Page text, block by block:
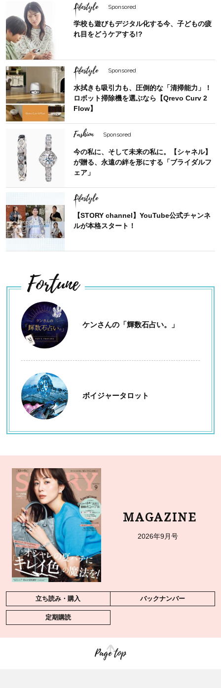
Lifestyle Sponsored
学校も遊びもデジタル化する今、子どもの疲
れ目をどうケアする!?
Lifestyle Sponsored
水拭きも吸引力も、圧倒的な「清掃能力」！
ロボット掃除機を選ぶなら【Qrevo Curv 2
Flow】
Fashion Sponsored
今の私に、そして未来の私に。【シャネル】
が贈る、永遠の絆を形にする「ブライダルフ
ェア」
Lifestyle
【STORY channel】YouTube公式チャンネ
ルが本格スタート！
Fortune
ケンさんの「輝数石占い。」
ボイジャータロット
MAGAZINE
2026年9月号
立ち読み・購入 バックナンバー
定期購読
Page top